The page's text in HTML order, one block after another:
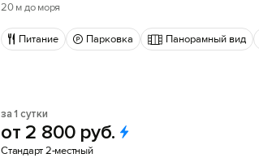
20 м до моря
Питание Парковка Панорамный вид
за 1 сутки
от 2 800 руб.
Стандарт 2-местный